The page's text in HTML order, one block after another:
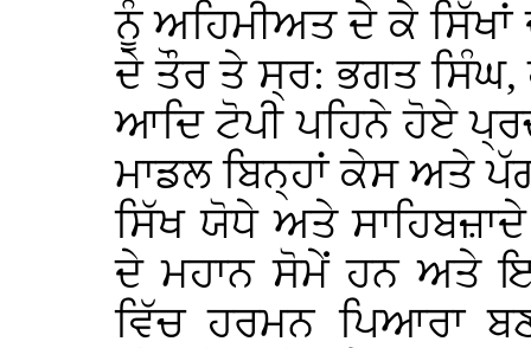
ਨੂੰ ਅਹਿਮੀਅਤ ਦੇ ਕੇ ਸਿੱਖਾਂ
ਦੇ ਤੌਰ ਤੇ ਸ੍ਰ: ਭਗਤ ਸਿੰਘ,
ਆਦਿ ਟੋਪੀ ਪਹਿਨੇ ਹੋਏ
ਮਾਡਲ ਬਿਨ੍ਹਾਂ ਕੇਸ ਅਤੇ
ਸਿੱਖ ਯੋਧੇ ਅਤੇ
ਦੇ ਮਹਾਨ ਸੋਮੇਂ ਹਨ ਅਤੇ
ਵਿੱਚ ਹਰਮਨ ਪਿਆਰਾ